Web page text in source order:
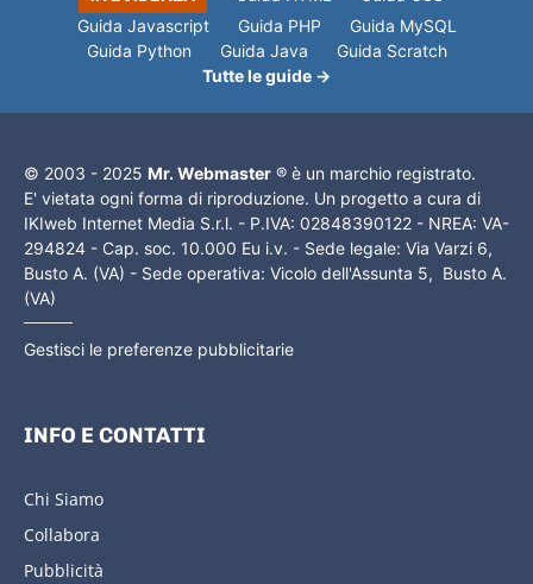
Guida Javascript
Guida PHP
Guida MySQL
Guida Python
Guida Java
Guida Scratch
Tutte le guide →
© 2003 - 2025 Mr. Webmaster ® è un marchio registrato.
E' vietata ogni forma di riproduzione. Un progetto a cura di
IKIweb Internet Media S.r.l. - P.IVA: 02848390122 - NREA: VA-
294824 - Cap. soc. 10.000 Eu i.v. - Sede legale: Via Varzi 6,
Busto A. (VA) - Sede operativa: Vicolo dell'Assunta 5, Busto A.
(VA)
Gestisci le preferenze pubblicitarie
INFO E CONTATTI
Chi Siamo
Collabora
Pubblicità